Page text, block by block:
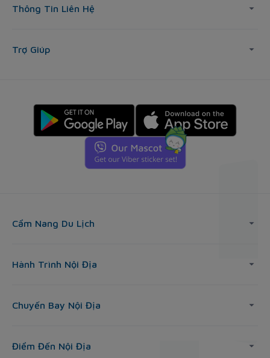
Thông Tin Liên Hệ
Trợ Giúp
Cẩm Nang Du Lịch
Hành Trình Nội Địa
Chuyến Bay Nội Địa
Điểm Đến Nội Địa